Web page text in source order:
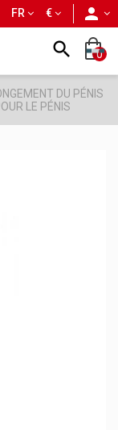
€
FR
 0
DU PÉNIS
LE PÉNIS